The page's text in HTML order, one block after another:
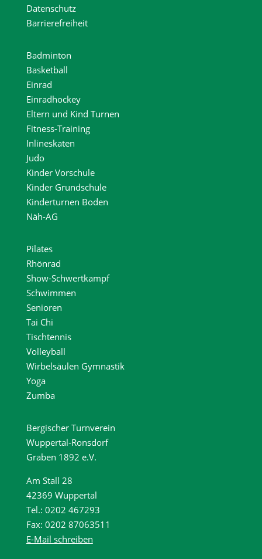
Datenschutz
Barrierefreiheit
Badminton
Basketball
Einrad
Einradhockey
Eltern und Kind Turnen
Fitness-Training
Inlineskaten
Judo
Kinder Vorschule
Kinder Grundschule
Kinderturnen Boden
Näh-AG
Pilates
Rhönrad
Show-Schwertkampf
Schwimmen
Senioren
Tai Chi
Tischtennis
Volleyball
Wirbelsäulen Gymnastik
Yoga
Zumba
Bergischer Turnverein
Wuppertal-Ronsdorf
Graben 1892 e.V.
Am Stall 28
42369 Wuppertal
Tel.: 0202 467293
Fax: 0202 87063511
E-Mail schreiben